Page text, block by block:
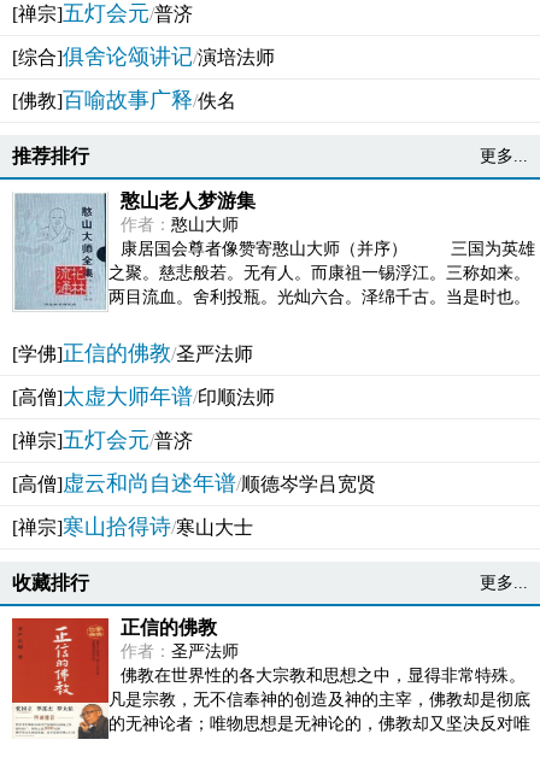
[禅宗]五灯会元/普济
[综合]俱舍论颂讲记/演培法师
[佛教]百喻故事广释/佚名
推荐排行 更多...
憨山老人梦游集
作者： 憨山大师
康居国会尊者像赞寄憨山大师（并序） 三国为英雄
之聚。慈悲般若。无有人。而康祖一锡浮江。三称如来。
两目流血。舍利投瓶。光灿六合。泽绵千古。当是时也。
[学佛]正信的佛教/圣严法师
[高僧]太虚大师年谱/印顺法师
[禅宗]五灯会元/普济
[高僧]虚云和尚自述年谱/顺德岑学吕宽贤
[禅宗]寒山拾得诗/寒山大士
收藏排行 更多...
正信的佛教
作者： 圣严法师
佛教在世界性的各大宗教和思想之中，显得非常特殊。
凡是宗教，无不信奉神的创造及神的主宰，佛教却是彻底
的无神论者；唯物思想是无神论的，佛教却又坚决反对唯